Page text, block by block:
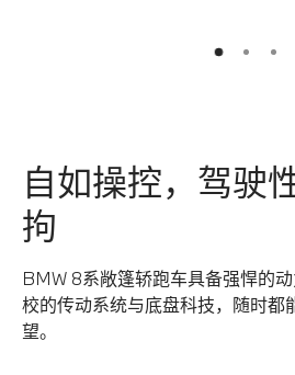
1 2 3
自如操控，驾驶
拘
BMW 8系敞篷轿跑车具备强悍的
校的传动系统与底盘科技，随时都
望。